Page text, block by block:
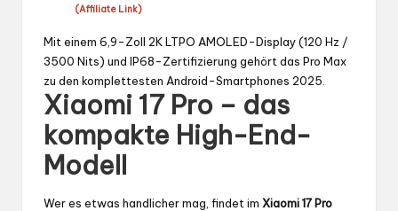
(Affiliate Link)
Mit einem 6,9-Zoll 2K LTPO AMOLED-Display (120 Hz /
3500 Nits) und IP68-Zertifizierung gehört das Pro Max
zu den komplettesten Android-Smartphones 2025.
Xiaomi 17 Pro – das
kompakte High-End-
Modell
Wer es etwas handlicher mag, findet im Xiaomi 17 Pro